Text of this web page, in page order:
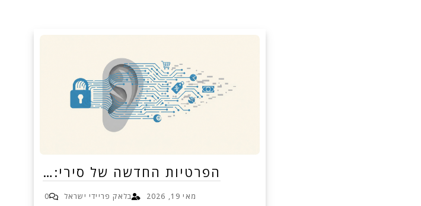
הפרטיות החדשה של סירי:…
מאי 19, 2026 בלאק פריידי ישראל 0